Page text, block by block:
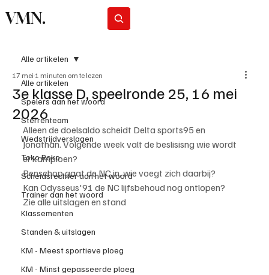
VMN.
Alle artikelen
Spelers aan het woord
Sterrenteam
Wedstrijdverslagen
Toko Roko
Scheidsrechter aan het woord
Trainer aan het woord
Klassementen
Standen & uitslagen
KM - Meest sportieve ploeg
KM - Minst gepasseerde ploeg
Alle artikelen
3e klasse D, speelronde 25, 16 mei
2026
17 mei 1 minuten om te lezen
Alleen de doelsaldo scheidt Delta sports95 en
Jonathan. Volgende week valt de beslisisng wie wordt
er kampioen?
Benschop gaat de NC in, wie voegt zich daarbij?
Kan Odysseus'91 de NC lijfsbehoud nog ontlopen?
Zie alle uitslagen en stand